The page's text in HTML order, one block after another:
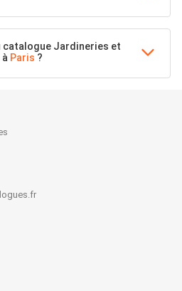
catalogue Jardineries et
Paris ?